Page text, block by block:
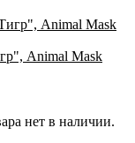
Animal Mask
нет в наличии.